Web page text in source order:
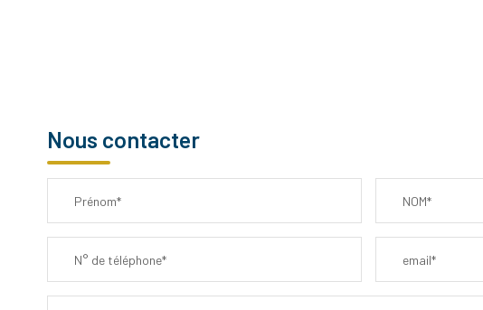
Nous contacter
Prénom* NOM*
N° de téléphone* email*